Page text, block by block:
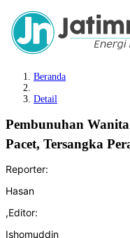
Beranda
Detail
Pembunuhan
Pacet, Tersangka
Reporter:
Hasan
,Editor:
Ishomuddin